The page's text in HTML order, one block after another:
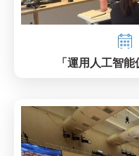
「運用人工智